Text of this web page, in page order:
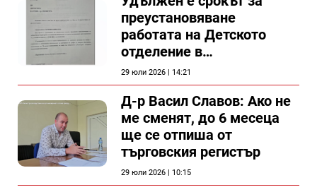
преустановяване
работата на Детското
отделение в
силистренската болница
29 юли 2026 | 14:21
Д-р Васил Славов: Ако не
ме сменят, до 6 месеца
ще се отпиша от
търговския регистър
29 юли 2026 | 10:15